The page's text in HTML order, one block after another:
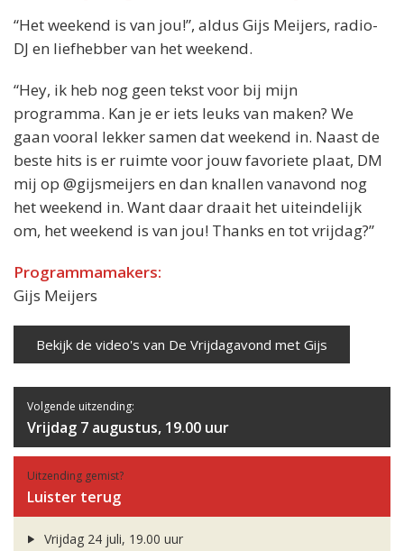
“Het weekend is van jou!”, aldus Gijs Meijers, radio-
DJ en liefhebber van het weekend.
“Hey, ik heb nog geen tekst voor bij mijn
programma. Kan je er iets leuks van maken? We
gaan vooral lekker samen dat weekend in. Naast de
beste hits is er ruimte voor jouw favoriete plaat, DM
mij op @gijsmeijers en dan knallen vanavond nog
het weekend in. Want daar draait het uiteindelijk
om, het weekend is van jou! Thanks en tot vrijdag?”
Programmamakers:
Gijs Meijers
Bekijk de video's van De Vrijdagavond met Gijs
Volgende uitzending:
Vrijdag 7 augustus, 19.00 uur
Uitzending gemist?
Luister terug
Vrijdag 24 juli, 19.00 uur